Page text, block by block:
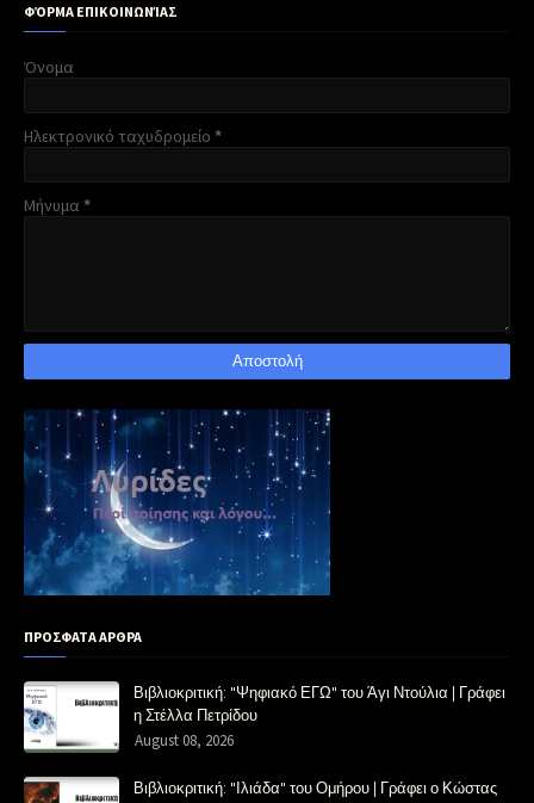
ΦΌΡΜΑ ΕΠΙΚΟΙΝΩΝΊΑΣ
Όνομα
Ηλεκτρονικό ταχυδρομείο *
Μήνυμα *
ΠΡΟΣΦΑΤΑ ΑΡΘΡΑ
Βιβλιοκριτική: "Ψηφιακό ΕΓΩ" του Άγι Ντούλια | Γράφει
η Στέλλα Πετρίδου
August 08, 2026
Βιβλιοκριτική: "Ιλιάδα" του Ομήρου | Γράφει ο Κώστας